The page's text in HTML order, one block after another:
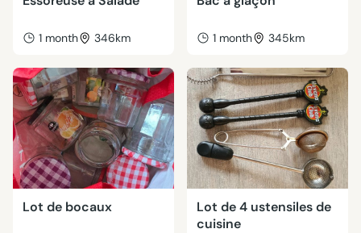
1 month 346km 1 month 345km
Lot de bocaux
Lot de 4 ustensiles de
cuisine